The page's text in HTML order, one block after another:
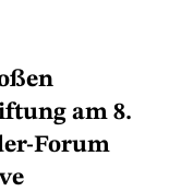
am 8.
Forum